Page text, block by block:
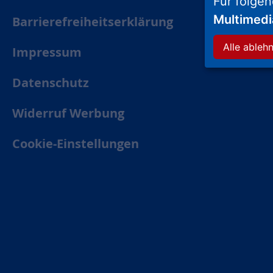
Barrierefreiheitserklärung
Impressum
Datenschutz
Widerruf Werbung
Cookie-Einstellungen
Alle